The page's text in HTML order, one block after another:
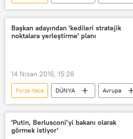
Haberler
Suriye
Kırım
Kuzey Kore
Zimbabve
Venedik
Uganda
Başkan adayından 'kedileri stratejik
noktalara yerleştirme' planı
14 Nisan 2016, 15:28
Forza Italia DÜNYA
Avrupa
Haberler
Roma
'Putin, Berlusconi'yi bakanı olarak
görmek istiyor'